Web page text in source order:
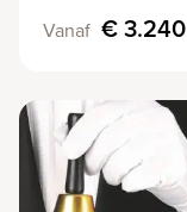
Vanaf € 3.240